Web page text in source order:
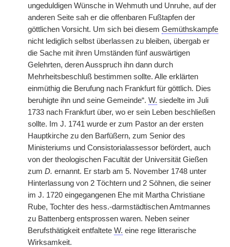
ungeduldigen Wünsche in Wehmuth und Unruhe, auf der
anderen Seite sah er die offenbaren Fußtapfen der
göttlichen Vorsicht. Um sich bei diesem Gemüthskampfe
nicht lediglich selbst überlassen zu bleiben, übergab er
die Sache mit ihren Umständen fünf auswärtigen
Gelehrten, deren Ausspruch ihn dann durch
Mehrheitsbeschluß bestimmen sollte. Alle erklärten
einmüthig die Berufung nach Frankfurt für göttlich. Dies
beruhigte ihn und seine Gemeinde“. W. siedelte im Juli
1733 nach Frankfurt über, wo er sein Leben beschließen
sollte. Im J. 1741 wurde er zum Pastor an der ersten
Hauptkirche zu den Barfüßern, zum Senior des
Ministeriums und Consistorialassessor befördert, auch
von der theologischen Facultät der Universität Gießen
zum D. ernannt. Er starb am 5. November 1748 unter
Hinterlassung von 2 Töchtern und 2 Söhnen, die seiner
im J. 1720 eingegangenen Ehe mit Martha Christiane
Rube, Tochter des hess.-darmstädtischen Amtmannes
zu Battenberg entsprossen waren. Neben seiner
Berufsthätigkeit entfaltete W. eine rege litterarische
Wirksamkeit.